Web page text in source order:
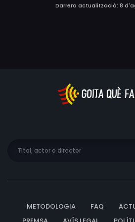
els casos en nom d'en Kogoro
transformador de veu i un rellotge
coneixerà antics membres
ajudarà l'FBI a infiltrar-hi una
Darrera actualització: 8
METODOLOGIA FAQ